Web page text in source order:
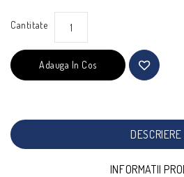
Cantitate
Adauga In Cos
DESCRIERE
INFORMATII